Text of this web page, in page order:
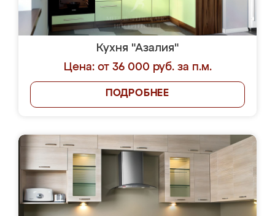
Кухня "Азалия"
Цена: от 36 000 руб. за п.м.
ПОДРОБНЕЕ